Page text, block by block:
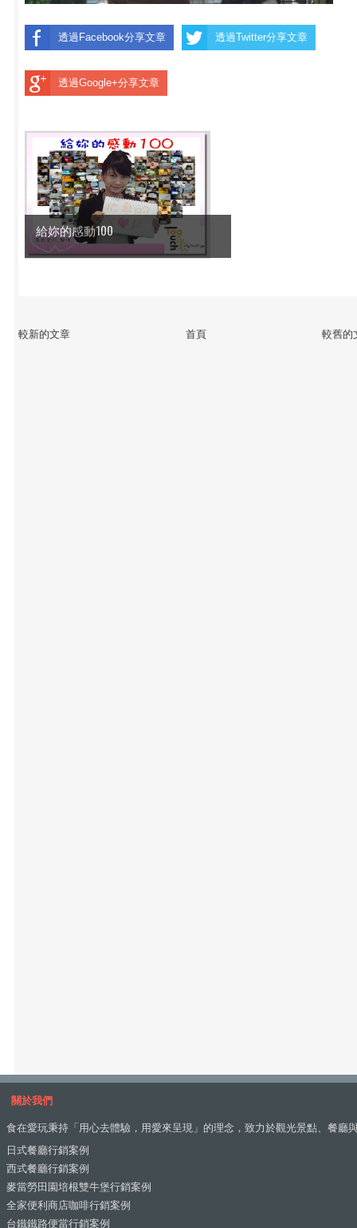
透過Facebook分享文章 透過Twitter分享文章
透過Google+分享文章
給妳的感動100
較新的文章 較舊的
首頁
關於我們
食在愛玩秉持「用心去體驗，用愛來呈現」的理念，致力於觀光景點、餐廳
日式餐廳行銷案例
西式餐廳行銷案例
麥當勞田園培根雙牛堡行銷案例
全家便利商店咖啡行銷案例
台鐵鐵路便當行銷案例